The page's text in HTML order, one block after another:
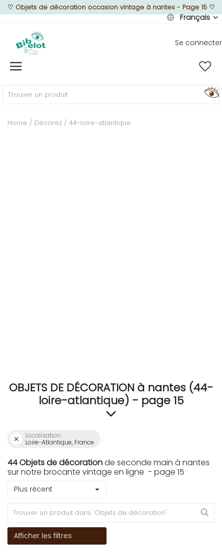
♡ Objets de décoration occasion vintage à nantes - Page 15♡
Français
Se connecter
Home
MEUBLEZ
Home Décorez 44-loire-atlantique
OBJETS DE DÉCORATION à nantes (44-
loire-atlantique) - page 15
Localisation
Loire-Atlantique, France
44 Objets de décorationde seconde main à nantes
sur notre brocante vintage en ligne - page 15
Plus récent
Afficher les filtres